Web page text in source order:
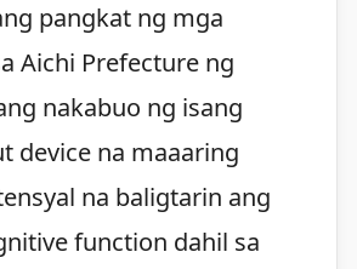
pangkat ng mga
Aichi Prefecture ng
nakabuo ng isang
device na maaaring
na baligtarin ang
function dahil sa